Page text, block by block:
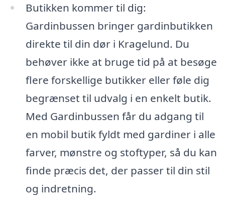
Butikken kommer til dig:
Gardinbussen bringer gardinbutikken
direkte til din dør i Kragelund. Du
behøver ikke at bruge tid på at besøge
flere forskellige butikker eller føle dig
begrænset til udvalg i en enkelt butik.
Med Gardinbussen får du adgang til
en mobil butik fyldt med gardiner i alle
farver, mønstre og stoftyper, så du kan
finde præcis det, der passer til din stil
og indretning.